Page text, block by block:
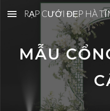
Skip to main content
RẠP CƯỚI ĐẸP HÀ
MẪU